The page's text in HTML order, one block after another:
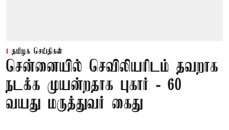
தமிழக செய்திகள்
சென்னையில் செவிலியரிடம் தவறாக
நடக்க முயன்றதாக புகார் - 60
வயது மருத்துவர் கைது